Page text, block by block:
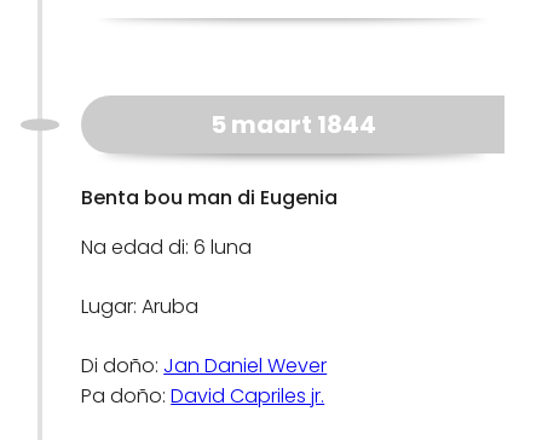
5 maart 1844
Benta bou man di Eugenia
Na edad di: 6 luna
Lugar: Aruba
Di doño: Jan Daniel Wever
Pa doño:David Capriles jr.